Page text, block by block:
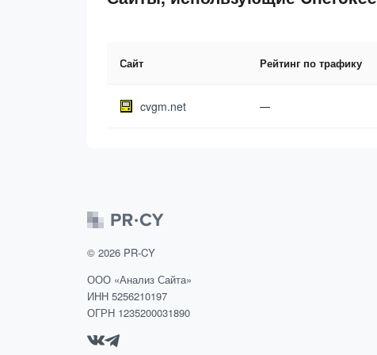
Сайт Рейтинг по трафику
cvgm.net —
© 2026 PR-CY
ООО «Анализ Сайта»
ИНН 5256210197
ОГРН 1235200031890